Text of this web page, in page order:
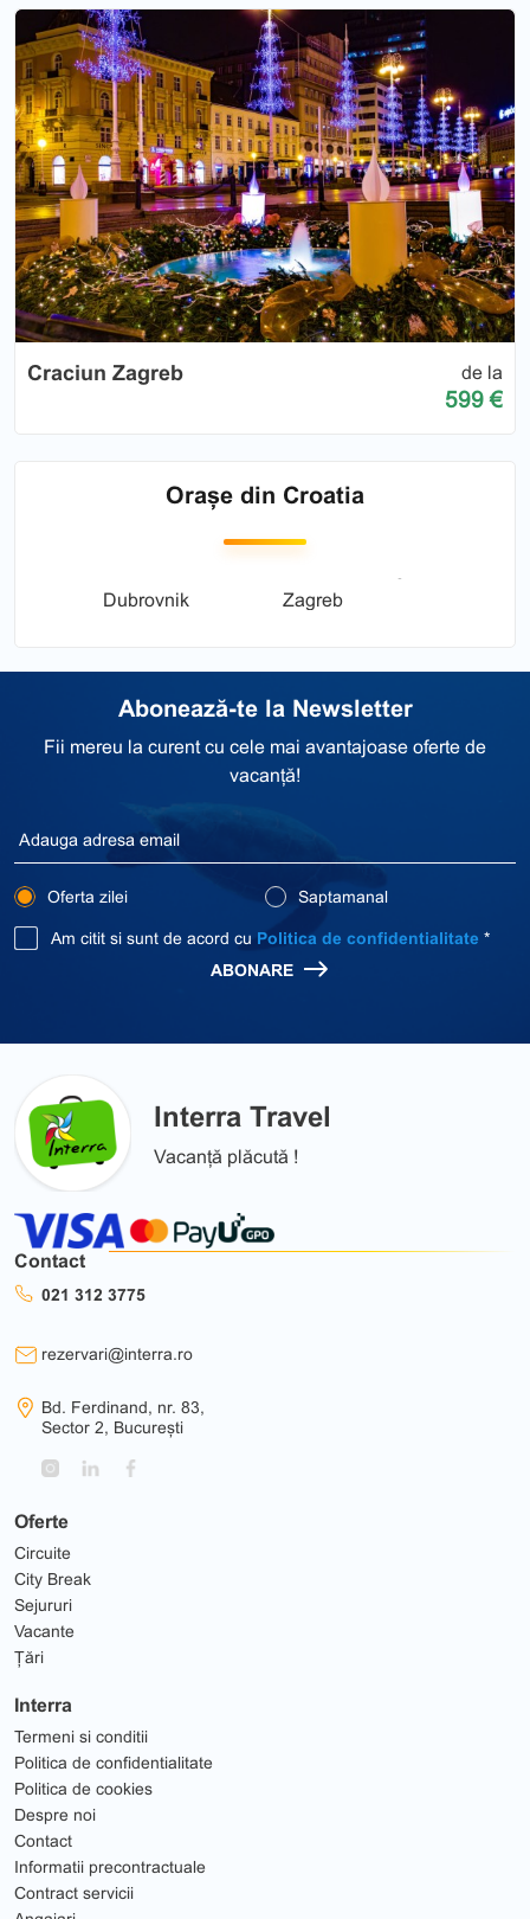
Craciun Zagreb de la
599 €
Orașe din Croatia
Dubrovnik Zagreb
Abonează-te la Newsletter
Fii mereu la curent cu cele mai avantajoase oferte de
vacanță!
Oferta zilei Saptamanal
Am citit si sunt de acord cu Politica de confidentialitate *
ABONARE
Interra Travel
Vacanță plăcută !
Oferte
Circuite
City Break
Sejururi
Vacante
Țări
Interra
Termeni si conditii
Politica de confidentialitate
Politica de cookies
Despre noi
Contact
Informatii precontractuale
Contract servicii
Contact
021 312 3775
rezervari@interra.ro
Bd. Ferdinand, nr. 83,
Sector 2, București